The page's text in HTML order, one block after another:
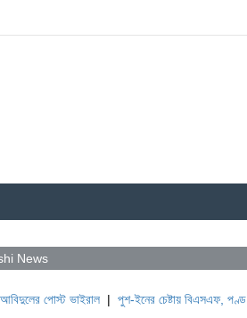
News
ভাইরাল|পুশ-ইনের চেষ্টায় বিএসএফ, পণ্ড করছে বিজিবি